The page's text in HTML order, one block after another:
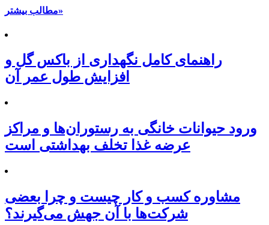
مطالب بیشتر»
راهنمای کامل نگهداری از باکس گل و
افزایش طول عمر آن
ورود حیوانات خانگی به رستوران‌ها و مراکز
عرضه غذا تخلف بهداشتی است
مشاوره کسب و کار چیست و چرا بعضی
شرکت‌ها با آن جهش می‌گیرند؟